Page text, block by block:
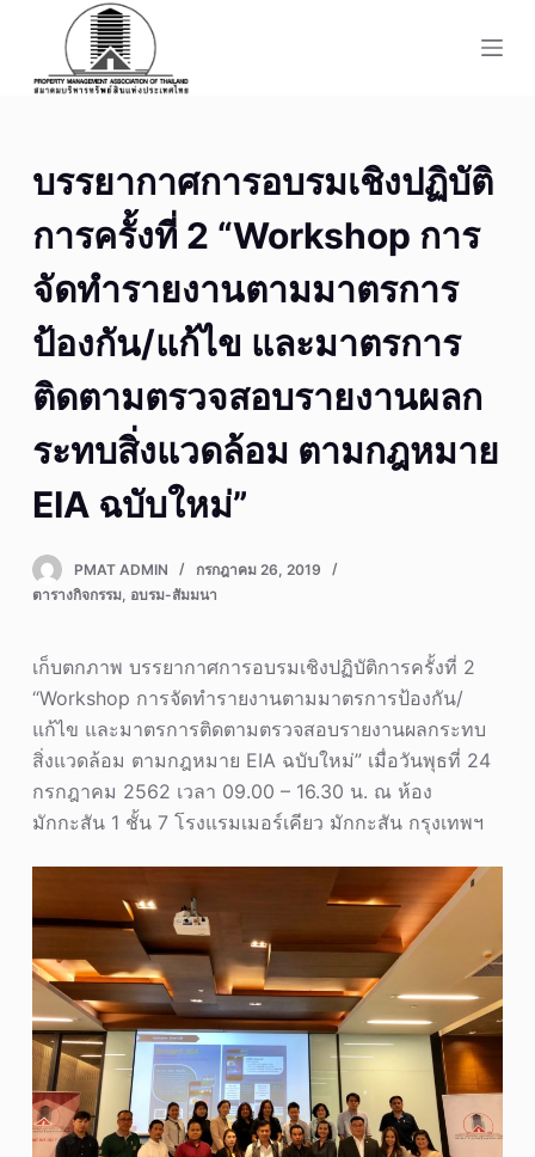
o
o
e
บรรยากาศการอบรมเชิงปฏิบัติ
การครั้งที่ 2 “Workshop การ
จัดทำรายงานตามมาตรการ
ป้องกัน/แก้ไข และมาตรการ
ติดตามตรวจสอบรายงานผลก
ระทบสิ่งแวดล้อม ตามกฎหมาย
EIA ฉบับใหม่”
PMAT ADMIN
กรกฎาคม 26, 2019
ตารางกิจกรรม, อบรม-สัมมนา
เก็บตกภาพ บรรยากาศการอบรมเชิงปฏิบัติการครั้งที่ 2
“Workshop การจัดทำรายงานตามมาตรการป้องกัน/
แก้ไข และมาตรการติดตามตรวจสอบรายงานผลกระทบ
สิ่งแวดล้อม ตามกฎหมาย EIA ฉบับใหม่” เมื่อวันพุธที่ 24
กรกฎาคม 2562 เวลา 09.00 – 16.30 น. ณ ห้อง
มักกะสัน 1 ชั้น 7 โรงแรมเมอร์เคียว มักกะสัน กรุงเทพฯ